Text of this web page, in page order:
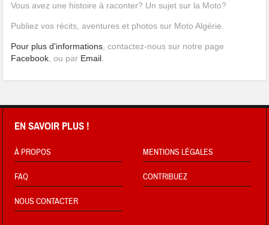
Vous avez une histoire à raconter? Un sujet sur la Moto?
Publiez vos récits, aventures et photos sur Moto Algérie.
Pour plus d'informations, contactez-nous sur notre page
Facebook, ou par Email.
EN SAVOIR PLUS !
À PROPOS MENTIONS LÉGALES
FAQ CONTRIBUEZ
NOUS CONTACTER